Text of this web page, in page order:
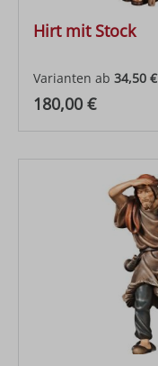
Hirt mit Stock
Varianten ab 34,50 €
Regulärer Preis:
180,00 €